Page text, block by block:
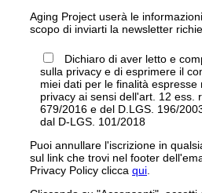
Aging Project userà le
scopo di inviarti la newsletter
Dichiaro di aver letto e
sulla privacy e di esprimere il
miei dati per le finalità espresse
privacy ai sensi dell'art. 12 ess.
679/2016 e del D.LGS. 196/
dal D-LGS. 101/2018
Puoi annullare l'iscrizione in
sul link che trovi nel footer
Privacy Policy clicca qui